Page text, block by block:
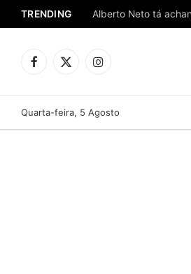
TRENDING
Facebook
X
Instagram
Quarta-feira, 5 Agosto